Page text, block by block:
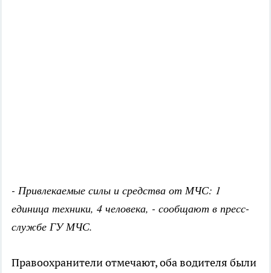
- Привлекаемые силы и средства от МЧС: 1
единица техники, 4 человека, - сообщают в пресс-
службе ГУ МЧС.
Правоохранители отмечают, оба водителя были